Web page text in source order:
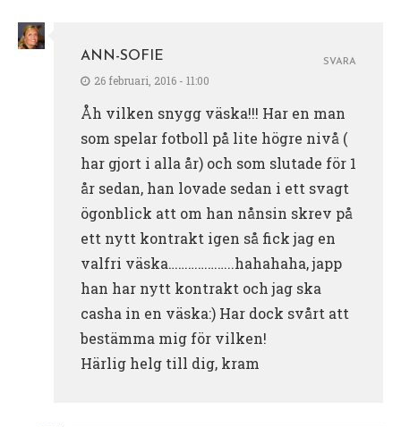
ANN-SOFIE
26 februari, 2016 - 11:00
Åh vilken snygg väska!!! Har en man
som spelar fotboll på lite högre nivå (
har gjort i alla år) och som slutade för 1
år sedan, han lovade sedan i ett svagt
ögonblick att om han nånsin skrev på
ett nytt kontrakt igen så fick jag en
valfri väska………………..hahahaha, japp
han har nytt kontrakt och jag ska
casha in en väska:) Har dock svårt att
bestämma mig för vilken!
Härlig helg till dig, kram
SVARA